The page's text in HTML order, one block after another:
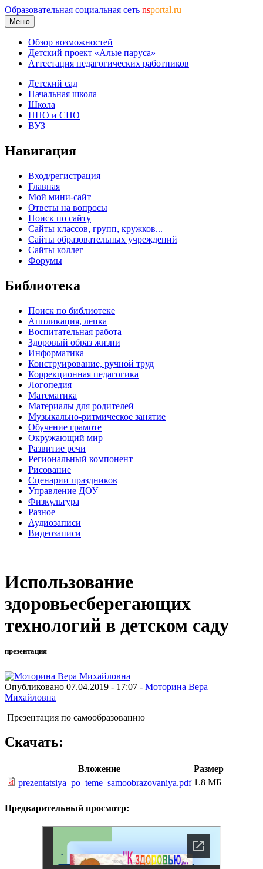
Образовательная социальная сеть nsportal.ru
Меню
Обзор возможностей
Детский проект «Алые паруса»
Аттестация педагогических работников
Детский сад
Начальная школа
Школа
НПО и СПО
ВУЗ
Навигация
Вход/регистрация
Главная
Мой мини-сайт
Ответы на вопросы
Поиск по сайту
Сайты классов, групп, кружков...
Сайты образовательных учреждений
Сайты коллег
Форумы
Библиотека
Поиск по библиотеке
Аппликация, лепка
Воспитательная работа
Здоровый образ жизни
Информатика
Конструирование, ручной труд
Коррекционная педагогика
Логопедия
Математика
Материалы для родителей
Музыкально-ритмическое занятие
Обучение грамоте
Окружающий мир
Развитие речи
Региональный компонент
Рисование
Сценарии праздников
Управление ДОУ
Физкультура
Разное
Аудиозаписи
Видеозаписи
Использование
здоровьесберегающих
технологий в детском саду
презентация
Опубликовано 07.04.2019 - 17:07 - Моторина Вера
Михайловна
Презентация по самообразованию
Скачать:
Вложение
Размер
prezentatsiya_po_teme_samoobrazovaniya.pdf 1.8 МБ
Предварительный просмотр: